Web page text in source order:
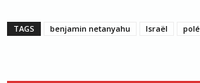
TAGS benjamin netanyahu Israël